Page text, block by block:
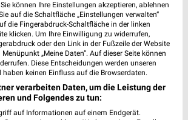
MEHR PROSPEKTE
Sie können Ihre Einstellungen akzeptieren, ablehnen
auf die Schaltfläche „Einstellungen verwalten“
die Fingerabdruck-Schaltfläche in der linken
klicken. Um Ihre Einwilligung zu widerrufen,
oder den Link in der Fußzeile der Website
„Meine Daten“. Auf dieser Seite können
Diese Entscheidungen werden unseren
keinen Einfluss auf die Browserdaten.
verarbeiten Daten, um die Leistung der
und Folgendes zu tun:
auf Informationen auf einem Endgerät.